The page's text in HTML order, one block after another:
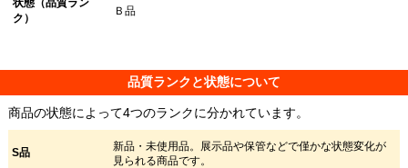
ク）
Ｂ品
品質ランクと状態について
商品の状態によって4つのランクに分かれています。
S品
新品・未使用品。展示品や保管などで僅かな状態変化が
見られる商品です。